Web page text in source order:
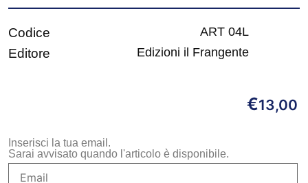
Codice ART 04L
Editore Edizioni il Frangente
€13,00
Inserisci la tua email.
Sarai avvisato quando l'articolo è disponibile.